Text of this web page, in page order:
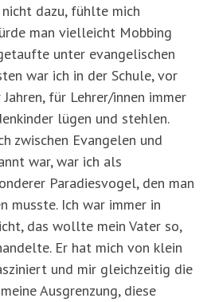
dazu, fühlte mich
man vielleicht Mobbing
unter evangelischen
war ich in der Schule, vor
für Lehrer/innen immer
lügen und stehlen.
zwischen Evangelen und
war, war ich als
Paradiesvogel, den man
musste. Ich war immer in
das wollte mein Vater so,
Er hat mich von klein
und mir gleichzeitig die
Ausgrenzung, diese